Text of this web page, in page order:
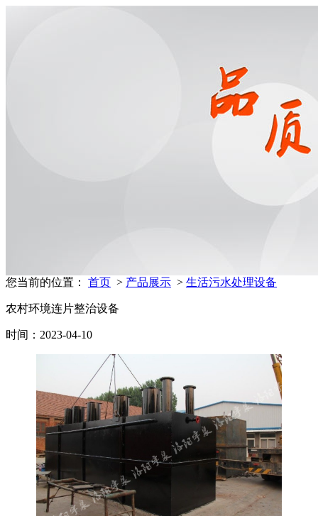
您当前的位置： 首页 > 产品展示 > 生活污水处理设备
农村环境连片整治设备
时间：2023-04-10